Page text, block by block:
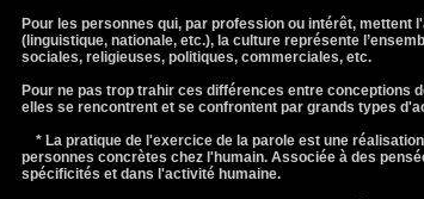
Pour les personnes qui, par profession ou intérêt,
(linguistique, nationale, etc.), la culture représente
sociales, religieuses, politiques, commerciales, etc.
Pour ne pas trop trahir ces différences entre conceptions
elles se rencontrent et se confrontent par grands types
* La pratique de l'exercice de la parole est une
personnes concrètes chez l'humain. Associée à des
spécificités et dans l'activité humaine.